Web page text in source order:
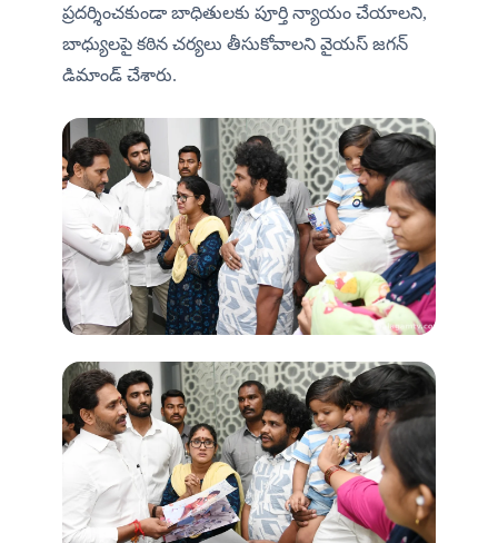
ప్రదర్శించకుండా బాధితులకు పూర్తి న్యాయం చేయాలని,
బాధ్యులపై కఠిన చర్యలు తీసుకోవాలని వైయస్ జగన్
డిమాండ్ చేశారు.